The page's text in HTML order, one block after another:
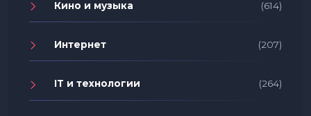
Кино и музыка (614)
Интернет (207)
IT и технологии (264)